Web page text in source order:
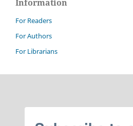
Information
For Readers
For Authors
For Librarians